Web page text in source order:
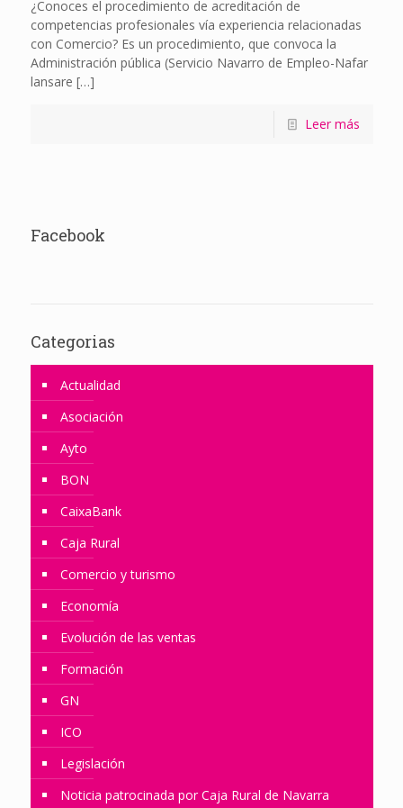
¿Conoces el procedimiento de acreditación de
competencias profesionales vía experiencia relacionadas
con Comercio? Es un procedimiento, que convoca la
Administración pública (Servicio Navarro de Empleo-Nafar
lansare […]
Leer más
Facebook
Categorias
Actualidad
Asociación
Ayto
BON
CaixaBank
Caja Rural
Comercio y turismo
Economía
Evolución de las ventas
Formación
GN
ICO
Legislación
Noticia patrocinada por Caja Rural de Navarra